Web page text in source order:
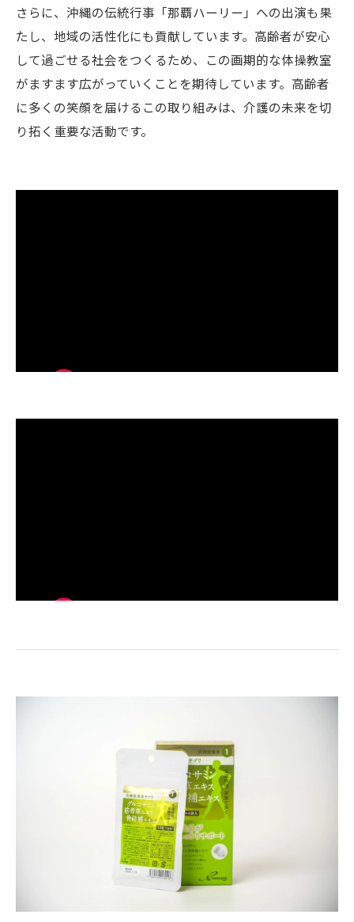
さらに、沖縄の伝統行事「那覇ハーリー」への出演も果
たし、地域の活性化にも貢献しています。高齢者が安心
して過ごせる社会をつくるため、この画期的な体操教室
がますます広がっていくことを期待しています。高齢者
に多くの笑顔を届けるこの取り組みは、介護の未来を切
り拓く重要な活動です。